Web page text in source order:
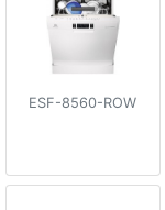
ESF-8560-ROW